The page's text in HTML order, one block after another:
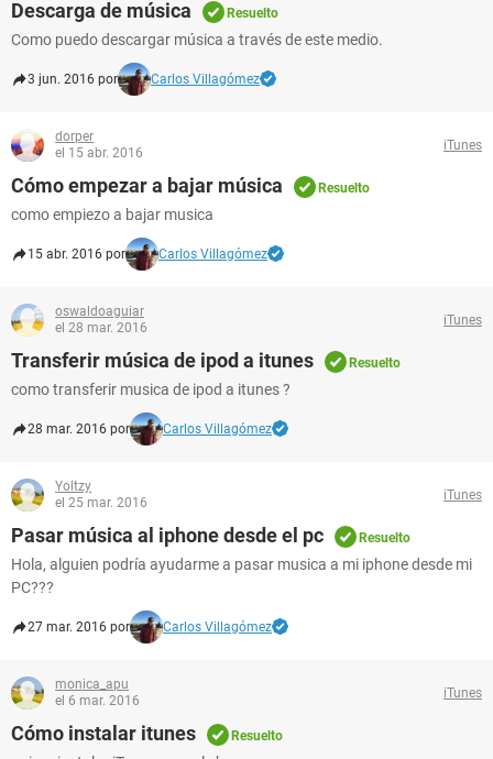
Descarga de música Resuelto
Como puedo descargar música a través de este medio.
3 jun. 2016 por Carlos Villagómez
dorper
el 15 abr. 2016
iTunes
Cómo empezar a bajar música Resuelto
como empiezo a bajar musica
15 abr. 2016 por Carlos Villagómez
oswaldoaguiar
el 28 mar. 2016
iTunes
Transferir música de ipod a itunes Resuelto
como transferir musica de ipod a itunes ?
28 mar. 2016 por Carlos Villagómez
Yoltzy
el 25 mar. 2016
iTunes
Pasar música al iphone desde el pc Resuelto
Hola, alguien podría ayudarme a pasar musica a mi iphone desde mi
PC???
27 mar. 2016 por Carlos Villagómez
monica_apu
el 6 mar. 2016
iTunes
Cómo instalar itunes Resuelto